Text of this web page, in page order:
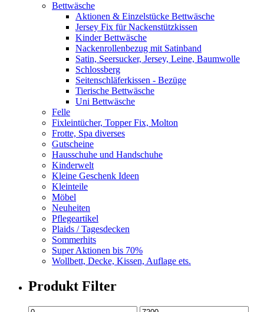
Bettwäsche
Aktionen & Einzelstücke Bettwäsche
Jersey Fix für Nackenstützkissen
Kinder Bettwäsche
Nackenrollenbezug mit Satinband
Satin, Seersucker, Jersey, Leine, Baumwolle
Schlossberg
Seitenschläferkissen - Bezüge
Tierische Bettwäsche
Uni Bettwäsche
Felle
Fixleintücher, Topper Fix, Molton
Frotte, Spa diverses
Gutscheine
Hausschuhe und Handschuhe
Kinderwelt
Kleine Geschenk Ideen
Kleinteile
Möbel
Neuheiten
Pflegeartikel
Plaids / Tagesdecken
Sommerhits
Super Aktionen bis 70%
Wollbett, Decke, Kissen, Auflage ets.
Produkt Filter